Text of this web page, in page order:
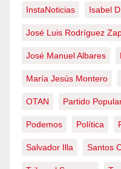
InstaNoticias Isabel
José Luis Rodríguez
José Manuel Albares
María Jesús Montero
OTAN Partido
Podemos Política
Salvador Illa Santos